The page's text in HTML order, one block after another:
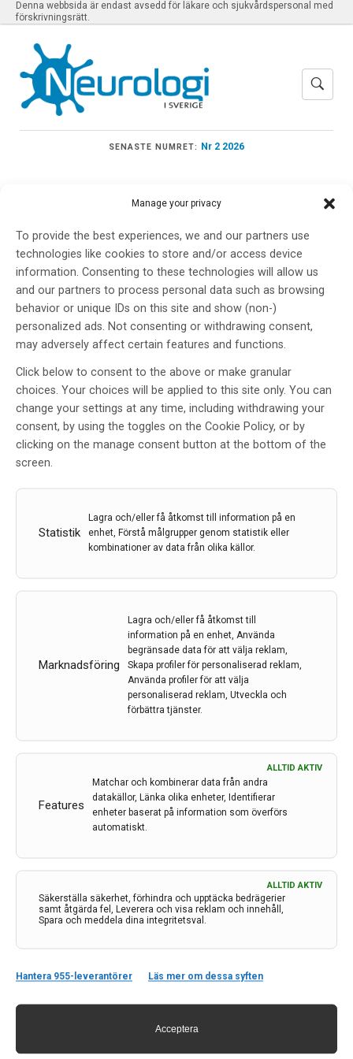
Manage your privacy
To provide the best experiences, we and our partners use
technologies like cookies to store and/or access device
information. Consenting to these technologies will allow us
and our partners to process personal data such as browsing
behavior or unique IDs on this site and show (non-)
personalized ads. Not consenting or withdrawing consent,
may adversely affect certain features and functions.
Click below to consent to the above or make granular
choices. Your choices will be applied to this site only. You can
change your settings at any time, including withdrawing your
consent, by using the toggles on the Cookie Policy, or by
clicking on the manage consent button at the bottom of the
screen.
Statistik
Lagra och/eller få åtkomst till information på en
enhet, Förstå målgrupper genom statistik eller
kombinationer av data från olika källor.
Marknadsföring
Lagra och/eller få åtkomst till
information på en enhet, Använda
begränsade data för att välja reklam,
Skapa profiler för personaliserad reklam,
Använda profiler för att välja
personaliserad reklam, Utveckla och
förbättra tjänster.
Features
ALLTID AKTIV
Matchar och kombinerar data från andra
datakällor, Länka olika enheter, Identifierar
enheter baserat på information som överförs
automatiskt.
Säkerställa säkerhet, förhindra och upptäcka bedrägerier
samt åtgärda fel, Leverera och visa reklam och innehåll,
Spara och meddela dina integritetsval.
ALLTID AKTIV
Hantera 955-leverantörer Läs mer om dessa syften
Acceptera
Denna webbsida är endast avsedd för läkare och sjukvårdspersonal med
förskrivningsrätt.
SENASTE NUMRET: Nr 2 2026
Meny
Norlin J M
Artikel beskriver framtagandet
av Socialstyrelsens Nationella
Riktlinjer i Parkinsons sjukdom
AvIHE
Parkinsons,Persson U,Socialstyrelsens riktlinjer,
Willis M
avancerade terapier har varit långsammare än vad
som rekommenderats i riktlinjerna.
LÄS MER...
Kontakt
113 68 Stockholm
nis@pharma-industry.se